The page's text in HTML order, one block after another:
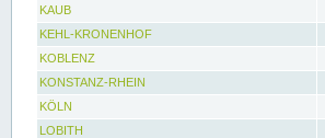
KAUB
KEHL-KRONENHOF
KOBLENZ
KONSTANZ-RHEIN
KÖLN
LOBITH